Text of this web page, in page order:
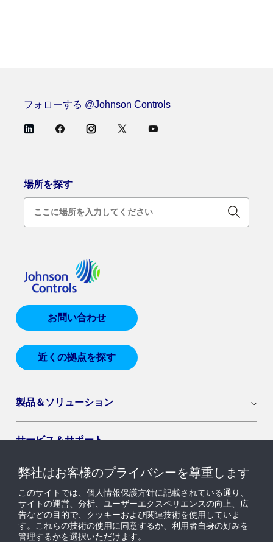
フォローする @Johnson Controls
場所を探す
お問い合わせ
近くの拠点を探す
製品＆ソリューション
サービス＆サポート
導入セグメント
ニュース & インサイト
弊社はお客様のプライバシーを尊重します
このサイトでは、個人情報保護方針に記載されている通り、
サイトの運営、分析、ユーザーエクスペリエンスの向上、広
告などの目的で、クッキーおよび関連技術を使用していま
す。これらの技術の使用に同意するか、利用者自身の好みを
管理するかを選択いただけます。